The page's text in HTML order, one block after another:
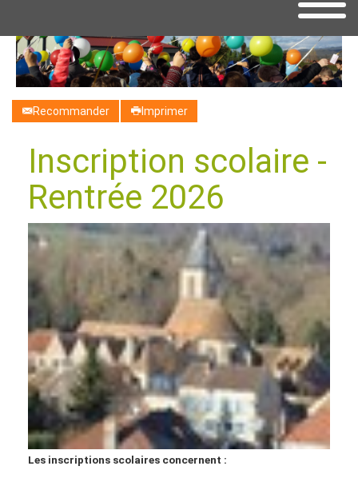
Recommander Imprimer
Inscription scolaire -
Rentrée 2026
Les inscriptions scolaires concernent :